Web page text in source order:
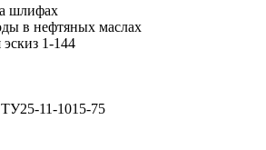
шлифах
в нефтяных маслах
1-144
11-1015-75